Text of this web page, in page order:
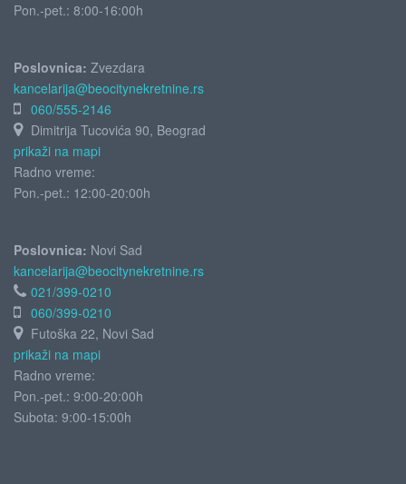
Pon.-pet.: 8:00-16:00h
Poslovnica: Zvezdara
kancelarija@beocitynekretnine.rs
060/555-2146
Dimitrija Tucovića 90, Beograd
prikaži na mapi
Radno vreme:
Pon.-pet.: 12:00-20:00h
Poslovnica: Novi Sad
kancelarija@beocitynekretnine.rs
021/399-0210
060/399-0210
Futoška 22, Novi Sad
prikaži na mapi
Radno vreme:
Pon.-pet.: 9:00-20:00h
Subota: 9:00-15:00h